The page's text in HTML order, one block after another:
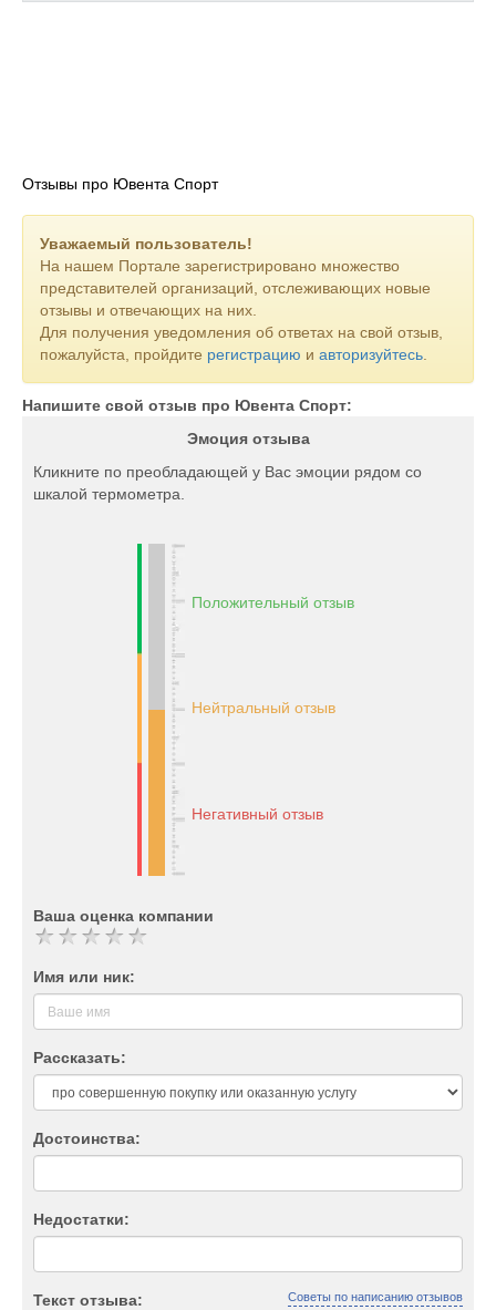
Отзывы про Ювента Спорт
Уважаемый пользователь!
На нашем Портале зарегистрировано множество
представителей организаций, отслеживающих новые
отзывы и отвечающих на них.
Для получения уведомления об ответах на свой отзыв,
пожалуйста, пройдите регистрацию и авторизуйтесь
Напишите свой отзыв про Ювента Спорт:
Эмоция отзыва
Кликните по преобладающей у Вас эмоции рядом со
шкалой термометра.
Положительный отзыв
Нейтральный отзыв
Негативный отзыв
Ваша оценка компании
Имя или ник:
Рассказать:
Достоинства:
Недостатки:
Текст отзыва: Советы по написанию отзывов